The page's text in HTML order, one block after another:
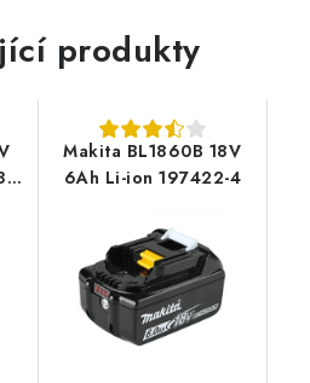
produkty
Makita BL1860B 18V
6Ah Li-ion 197422-4